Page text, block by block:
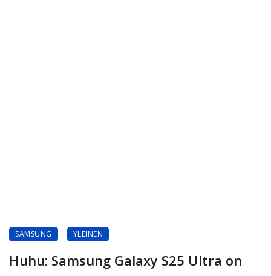
SAMSUNG YLEINEN
Huhu: Samsung Galaxy S25 Ultra on